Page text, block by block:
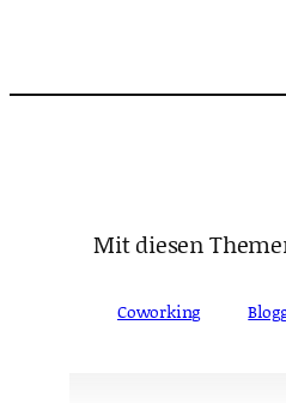
springen
Mit diesen
Coworking